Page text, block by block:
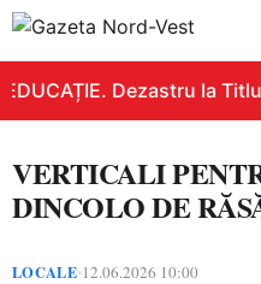
Dezastru la
VERTICALI
DINCOLO DE
LOCALE•12.06.2026 10:00